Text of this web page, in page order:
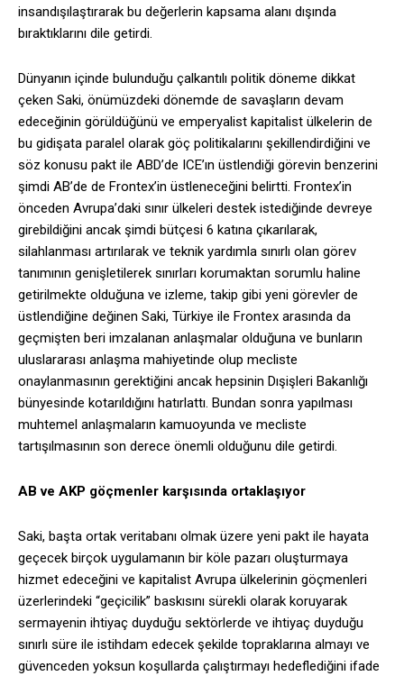
insandışılaştırarak bu değerlerin kapsama alanı dışında
bıraktıklarını dile getirdi.
Dünyanın içinde bulunduğu çalkantılı politik döneme dikkat
çeken Saki, önümüzdeki dönemde de savaşların devam
edeceğinin görüldüğünü ve emperyalist kapitalist ülkelerin de
bu gidişata paralel olarak göç politikalarını şekillendirdiğini ve
söz konusu pakt ile ABD’de ICE’ın üstlendiği görevin benzerini
şimdi AB’de de Frontex’in üstleneceğini belirtti. Frontex’in
önceden Avrupa’daki sınır ülkeleri destek istediğinde devreye
girebildiğini ancak şimdi bütçesi 6 katına çıkarılarak,
silahlanması artırılarak ve teknik yardımla sınırlı olan görev
tanımının genişletilerek sınırları korumaktan sorumlu haline
getirilmekte olduğuna ve izleme, takip gibi yeni görevler de
üstlendiğine değinen Saki, Türkiye ile Frontex arasında da
geçmişten beri imzalanan anlaşmalar olduğuna ve bunların
uluslararası anlaşma mahiyetinde olup mecliste
onaylanmasının gerektiğini ancak hepsinin Dışişleri Bakanlığı
bünyesinde kotarıldığını hatırlattı. Bundan sonra yapılması
muhtemel anlaşmaların kamuoyunda ve mecliste
tartışılmasının son derece önemli olduğunu dile getirdi.
AB ve AKP göçmenler karşısında ortaklaşıyor
Saki, başta ortak veritabanı olmak üzere yeni pakt ile hayata
geçecek birçok uygulamanın bir köle pazarı oluşturmaya
hizmet edeceğini ve kapitalist Avrupa ülkelerinin göçmenleri
üzerlerindeki “geçicilik” baskısını sürekli olarak koruyarak
sermayenin ihtiyaç duyduğu sektörlerde ve ihtiyaç duyduğu
sınırlı süre ile istihdam edecek şekilde topraklarına almayı ve
güvenceden yoksun koşullarda çalıştırmayı hedeflediğini ifade